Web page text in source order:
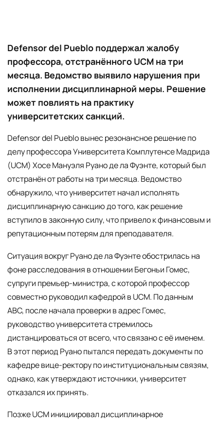
Defensor del Pueblo поддержал жалобу
профессора, отстранённого UCM на три
месяца. Ведомство выявило нарушения при
исполнении дисциплинарной меры. Решение
может повлиять на практику
университетских санкций.
Defensor del Pueblo вынес резонансное решение по
делу профессора Университета Комплутенсе Мадрида
(UCM) Хосе Мануэля Руано де ла Фуэнте, который был
отстранён от работы на три месяца. Ведомство
обнаружило, что университет начал исполнять
дисциплинарную санкцию до того, как решение
вступило в законную силу, что привело к финансовым и
репутационным потерям для преподавателя.
Ситуация вокруг Руано де ла Фуэнте обострилась на
фоне расследования в отношении Бегоньи Гомес,
супруги премьер-министра, с которой профессор
совместно руководил кафедрой в UCM. По данным
ABC, после начала проверки в адрес Гомес,
руководство университета стремилось
дистанцироваться от всего, что связано с её именем.
В этот период Руано пытался передать документы по
кафедре вице-ректору по институциональным связям,
однако, как утверждают источники, университет
отказался их принять.
Позже UCM инициировал дисциплинарное